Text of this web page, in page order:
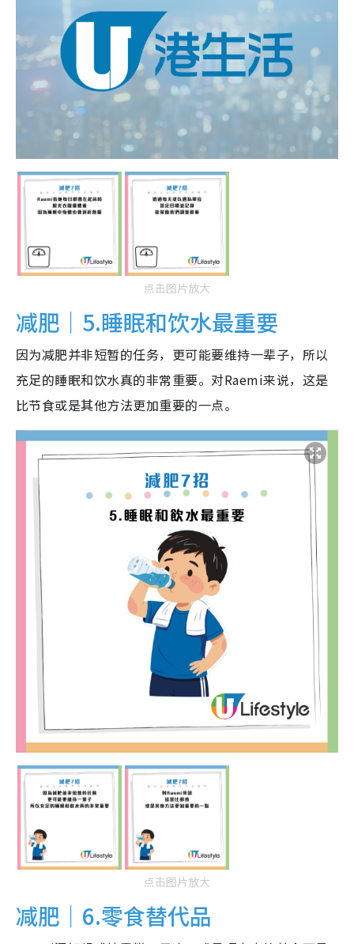
点击图片放大
减肥｜5.睡眠和饮水最重要
因为减肥并非短暂的任务，更可能要维持一辈子，所以
充足的睡眠和饮水真的非常重要。对Raemi来说，这是
比节食或是其他方法更加重要的一点。
点击图片放大
减肥｜6.零食替代品